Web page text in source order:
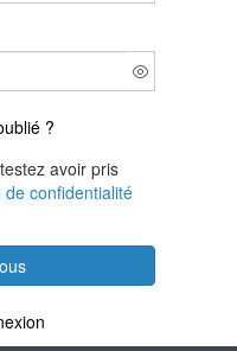
?
avoir pris
de confidentialité